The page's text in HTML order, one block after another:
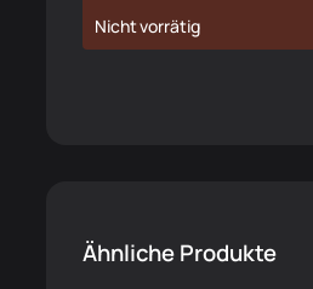
Nicht vorrätig
Ähnliche Produkte